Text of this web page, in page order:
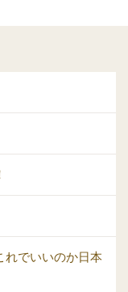
れでいいのか日本